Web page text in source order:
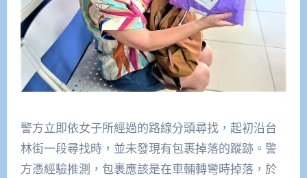
警方立即依女子所經過的路線分頭尋找，起初沿台
林街一段尋找時，並未發現有包裹掉落的蹤跡。警
方憑經驗推測，包裹應該是在車輛轉彎時掉落，於